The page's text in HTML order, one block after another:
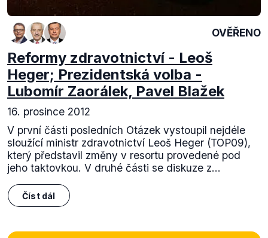
OVĚŘENO
Reformy zdravotnictví - Leoš
Heger; Prezidentská volba -
Lubomír Zaorálek, Pavel Blažek
16. prosince 2012
V první části posledních Otázek vystoupil nejdéle
sloužící ministr zdravotnictví Leoš Heger (TOP09),
který představil změny v resortu provedené pod
jeho taktovkou. V druhé části se diskuze z...
Číst dál